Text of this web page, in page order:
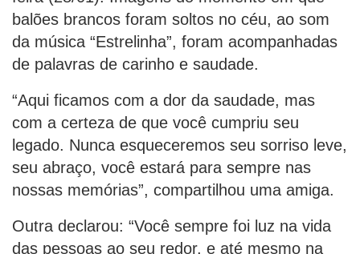
balões brancos foram soltos no céu, ao som
da música “Estrelinha”, foram acompanhadas
de palavras de carinho e saudade.
“Aqui ficamos com a dor da saudade, mas
com a certeza de que você cumpriu seu
legado. Nunca esqueceremos seu sorriso leve,
seu abraço, você estará para sempre nas
nossas memórias”, compartilhou uma amiga.
Outra declarou: “Você sempre foi luz na vida
das pessoas ao seu redor, e até mesmo na